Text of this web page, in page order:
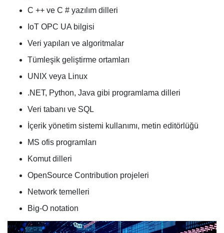
C ++ ve C # yazılım dilleri
IoT OPC UA bilgisi
Veri yapıları ve algoritmalar
Tümleşik geliştirme ortamları
UNIX veya Linux
.NET, Python, Java gibi programlama dilleri
Veri tabanı ve SQL
İçerik yönetim sistemi kullanımı, metin editörlüğü
MS ofis programları
Komut dilleri
OpenSource Contribution projeleri
Network temelleri
Big-O notation